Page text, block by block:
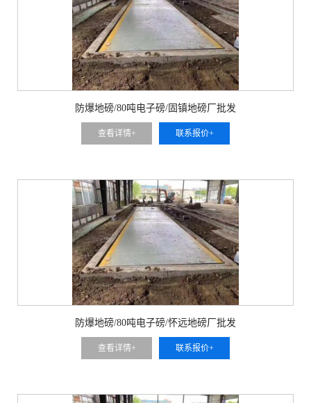
防爆地磅/80吨电子磅/固镇地磅厂批发
查看详情+ 联系报价+
防爆地磅/80吨电子磅/怀远地磅厂批发
查看详情+ 联系报价+